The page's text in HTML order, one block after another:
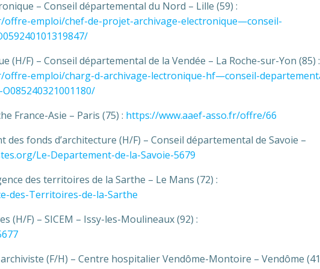
– Conseil départemental du Nord – Lille (59) :
offre-emploi/chef-de-projet-archivage-electronique—conseil-
(H/F) – Conseil départemental de la Vendée – La Roche-sur-Yon (85) :
offre-emploi/charg-d-archivage-lectronique-hf—conseil-
France-Asie – Paris (75) : https://www.aaef-asso.fr/offre/66
des fonds d’architecture (H/F) – Conseil départemental de Savoie –
Le-Departement-de-la-Savoie-5679
des territoires de la Sarthe – Le Mans (72) :
des-Territoires-de-la-Sarthe
(H/F) – SICEM – Issy-les-Moulineaux (92) :
(F/H) – Centre hospitalier Vendôme-Montoire – Vendôme